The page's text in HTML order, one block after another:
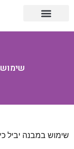
שימוש במבנה יביל